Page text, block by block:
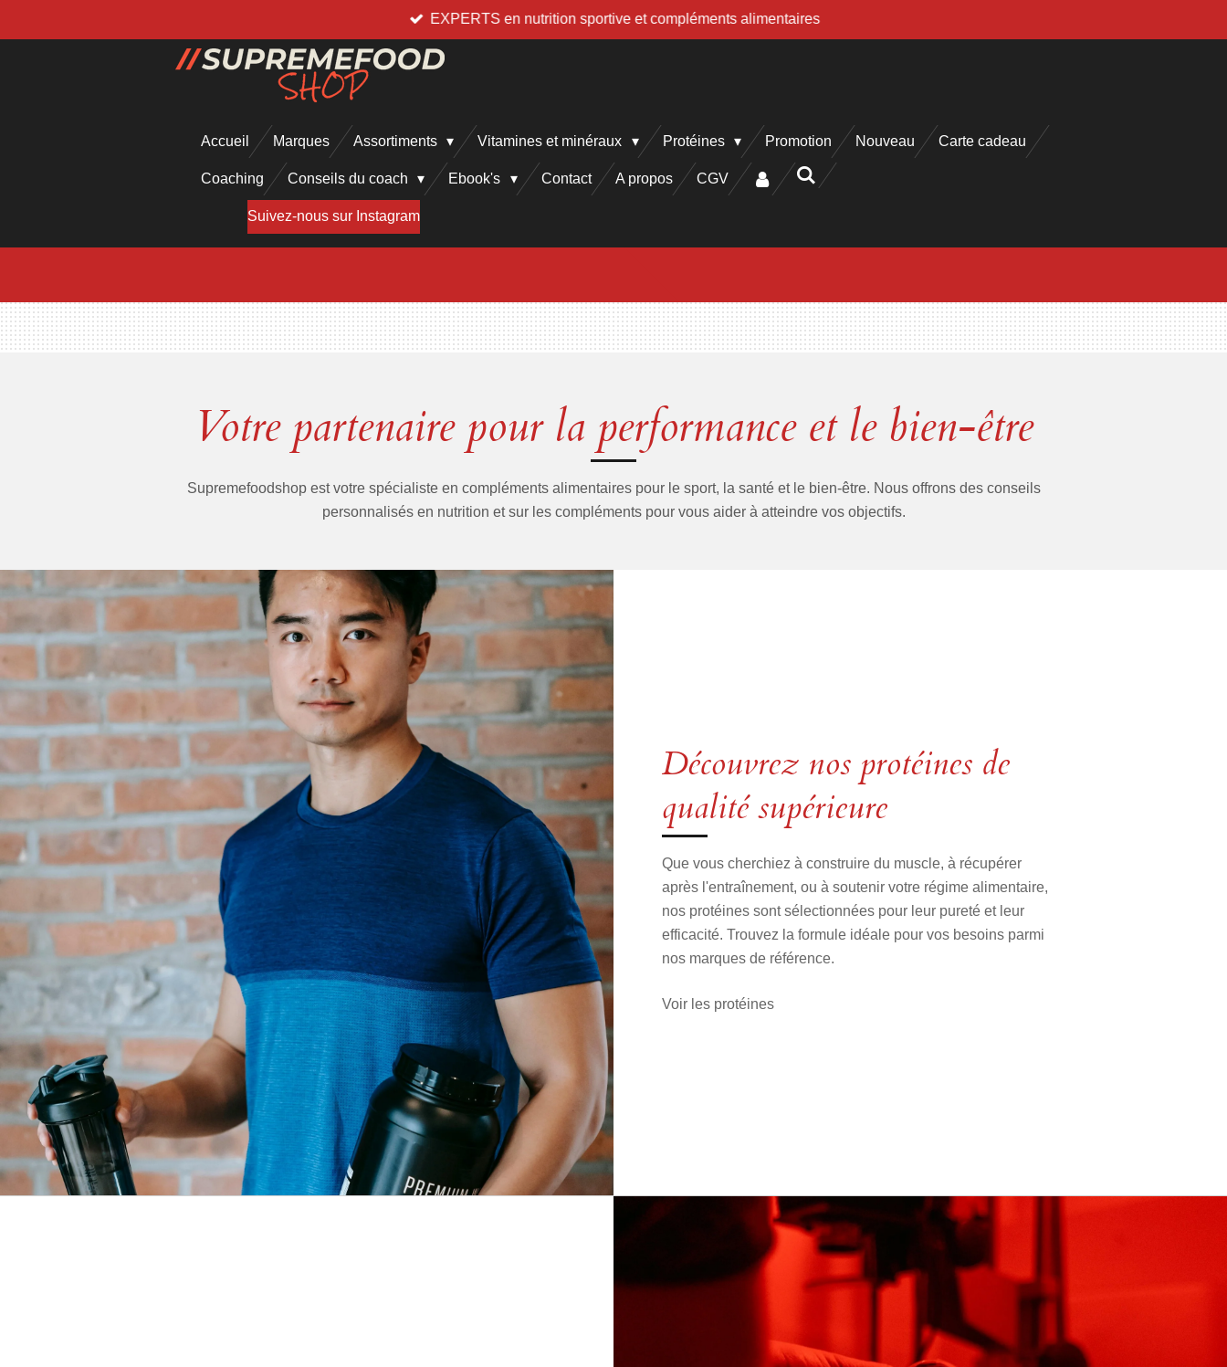
au
EXPERTS en nutrition sportive et compléments alimentaires
Accueil Marques Assortiments Vitamines et minéraux Protéines Promotion Nouveau Carte cadeau
Coaching Conseils du coach Ebook's Contact A propos CGV
Suivez-nous sur Instagram
Votre partenaire pour la performance et le bien-être
Supremefoodshop est votre spécialiste en compléments alimentaires pour le sport, la santé et le bien-être. Nous offrons des conseils
personnalisés en nutrition et sur les compléments pour vous aider à atteindre vos objectifs.
Découvrez nos protéines de
qualité supérieure
Que vous cherchiez à construire du muscle, à récupérer
après l'entraînement, ou à soutenir votre régime alimentaire,
nos protéines sont sélectionnées pour leur pureté et leur
efficacité. Trouvez la formule idéale pour vos besoins parmi
nos marques de référence.
Voir les protéines